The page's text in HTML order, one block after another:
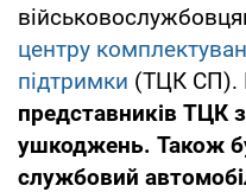
центру
підтримки (ТЦК СП).
представників ТЦК
ушкоджень. Також
службовий